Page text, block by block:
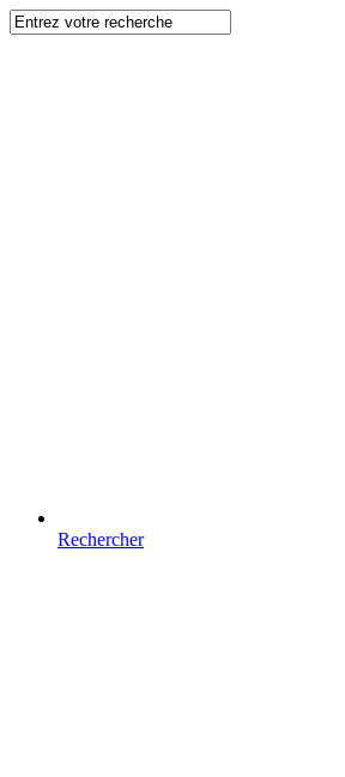
Rechercher